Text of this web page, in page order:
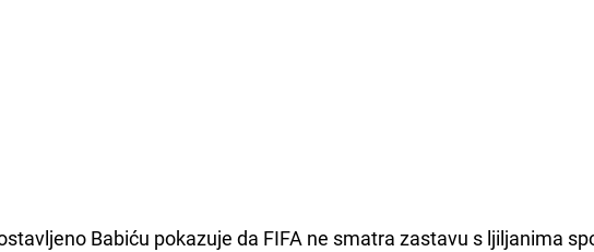
Babiću pokazuje da FIFA ne smatra zastavu s ljiljanima